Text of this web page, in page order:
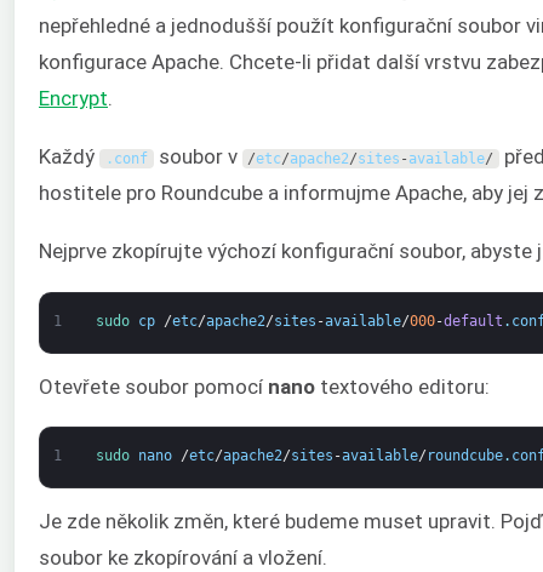
nepřehledné a jednodušší použít konfigurační soubor
konfigurace Apache. Chcete-li přidat další vrstvu
Encrypt
Každý . conf soubor v /etc/apache2/sites - available/
hostitele pro Roundcube a informujme Apache, aby jej
Nejprve zkopírujte výchozí konfigurační soubor,
1 sudo cp /etc/apache2/sites -available/000-default .
Otevřete soubor pomocí nano textového editoru:
1 sudo nano /etc/apache2/sites -available/ roundcube.
Je zde několik změn, které budeme muset upravit.
soubor ke zkopírování a vložení.